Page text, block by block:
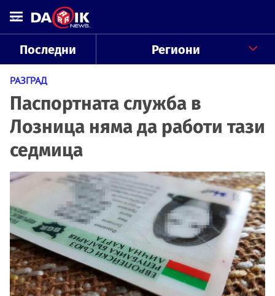
Последни Региони
РАЗГРАД
Паспортната служба в
Лозница няма да работи тази
седмица